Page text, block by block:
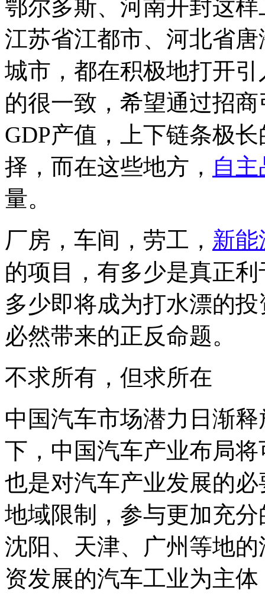
鄂尔多斯、河南开封这
江苏省江都市、河北省
城市，都在积极地打开
的很一致，希望通过招
GDP产值，上下链条极
择，而在这些地方， 自
量。
厂房，车间，劳工， 新能
的项目，有多少是真正
多少即将成为打水漂的
必然带来的正反命题。
不求所有，但求所在
中国汽车市场潜力日渐
下，中国汽车产业布局
也是对汽车产业发展的
地域限制，参与更加充
沈阳、天津、广州等地
资发展的汽车工业为主